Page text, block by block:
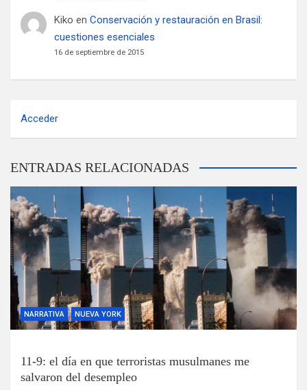
Kiko en Conservación y restauración en Brasil:
cuestiones esenciales
16 de septiembre de 2015
Acceder
ENTRADAS RELACIONADAS
NARRATIVA NUEVA YORK
11-9: el día en que terroristas musulmanes me
salvaron del desempleo